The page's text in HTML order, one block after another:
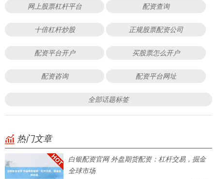
网上股票杠杆平台 配资查询
十倍杠杆炒股 正规股票配资公司
配资平台开户 买股票怎么开户
配资咨询 配资平台网址
全部话题标签
热门文章
白银配资官网 外盘期货配资：杠杆交易，掘金
全球市场